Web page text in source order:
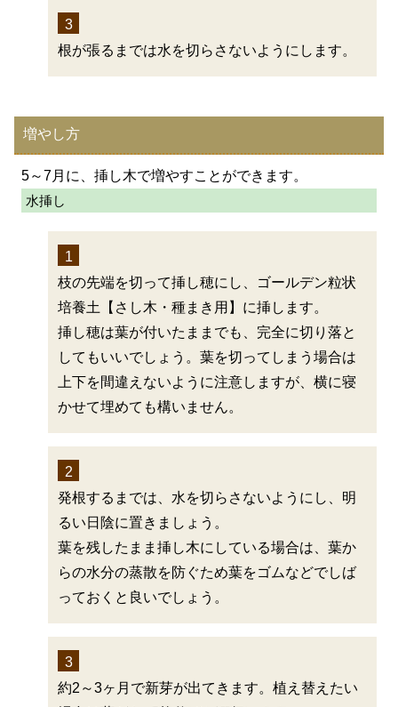
3
根が張るまでは水を切らさないようにします。
増やし方
5～7月に、挿し木で増やすことができます。
水挿し
1
枝の先端を切って挿し穂にし、ゴールデン粒状
培養土【さし木・種まき用】に挿します。
挿し穂は葉が付いたままでも、完全に切り落と
してもいいでしょう。葉を切ってしまう場合は
上下を間違えないように注意しますが、横に寝
かせて埋めても構いません。
2
発根するまでは、水を切らさないようにし、明
るい日陰に置きましょう。
葉を残したまま挿し木にしている場合は、葉か
らの水分の蒸散を防ぐため葉をゴムなどでしば
っておくと良いでしょう。
3
約2～3ヶ月で新芽が出てきます。植え替えたい